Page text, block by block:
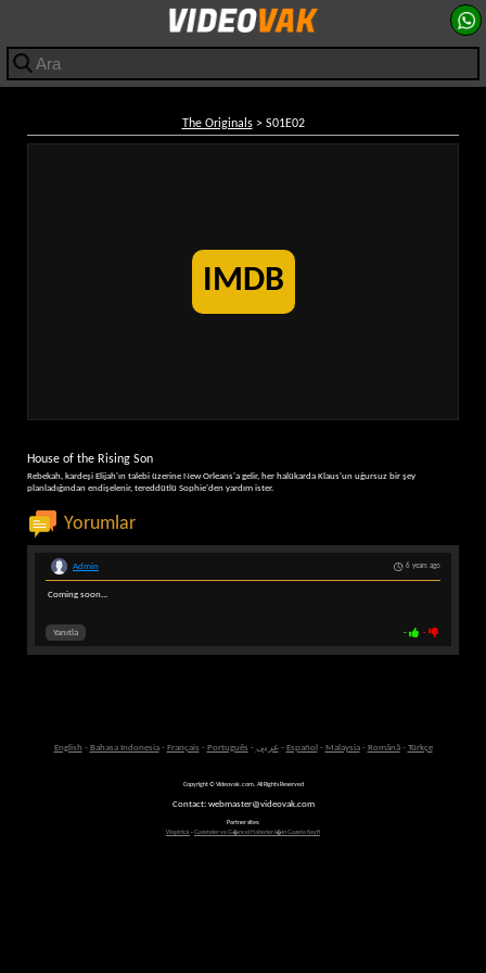
The Originals> S01E02
IMDB
House of the Rising Son
Rebekah, kardeşi Elijah'ın talebi üzerine New Orleans'a gelir, her halükarda Klaus'un uğursuz bir şey
planladığından endişelenir, tereddütlü Sophie'den yardım ister.
Yorumlar
6 years ago
Admin
Coming soon...
- -
Yanıtla
English - Bahasa Indonesia- Français - Português - عربى- Español - Malaysia- Română- Türkçe
Copyright © Videovak.com. All Rights Reserved
Contact: webmaster@videovak.com
Partner sites:
Waptrick-Gazeteler ve G�ncel Haberler i�in Gazete Keyfi